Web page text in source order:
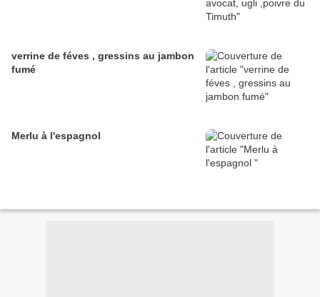
verrine de féves , gressins au jambon
fumé
Merlu à l'espagnol